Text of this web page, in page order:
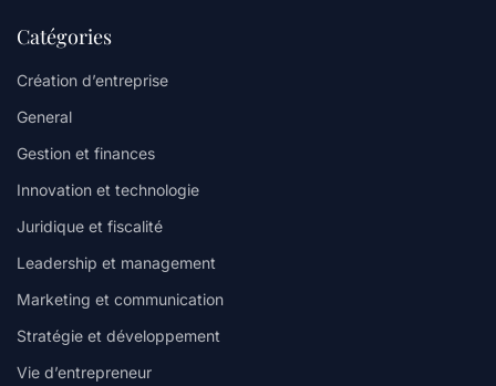
Catégories
Création d’entreprise
General
Gestion et finances
Innovation et technologie
Juridique et fiscalité
Leadership et management
Marketing et communication
Stratégie et développement
Vie d’entrepreneur